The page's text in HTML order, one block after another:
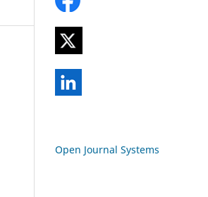
Open Journal Systems